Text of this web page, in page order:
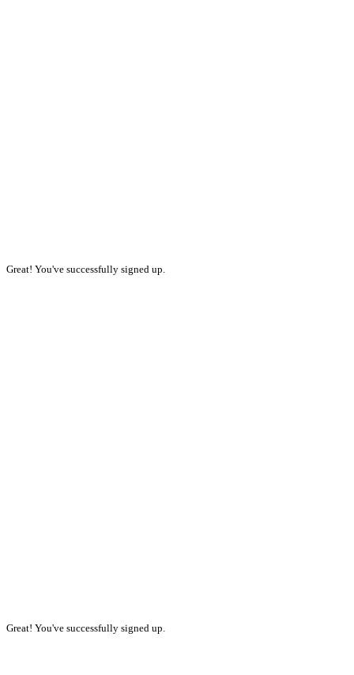
Great! You've successfully signed up.
Great! You've successfully signed up.